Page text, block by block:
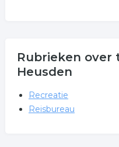
Rubrieken over
Heusden
Recreatie
Reisbureau